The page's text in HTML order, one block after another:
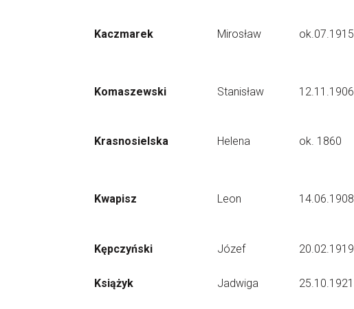
Kaczmarek Mirosław ok.07.1915
Komaszewski Stanisław 12.11.1906
Krasnosielska Helena ok. 1860
Kwapisz Leon 14.06.1908
Kępczyński Józef 20.02.1919
Książyk Jadwiga 25.10.1921